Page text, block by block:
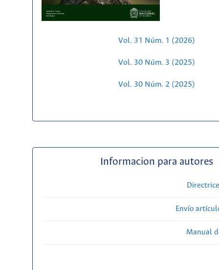
Vol. 31 Núm. 1 (2026)
Vol. 30 Núm. 3 (2025)
Vol. 30 Núm. 2 (2025)
Informacion para autores
Envío
Manual